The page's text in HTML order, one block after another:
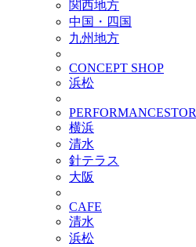
関西地方
中国・四国
九州地方
CONCEPT SHOP
浜松
横浜
清水
針テラス
大阪
CAFE
清水
浜松